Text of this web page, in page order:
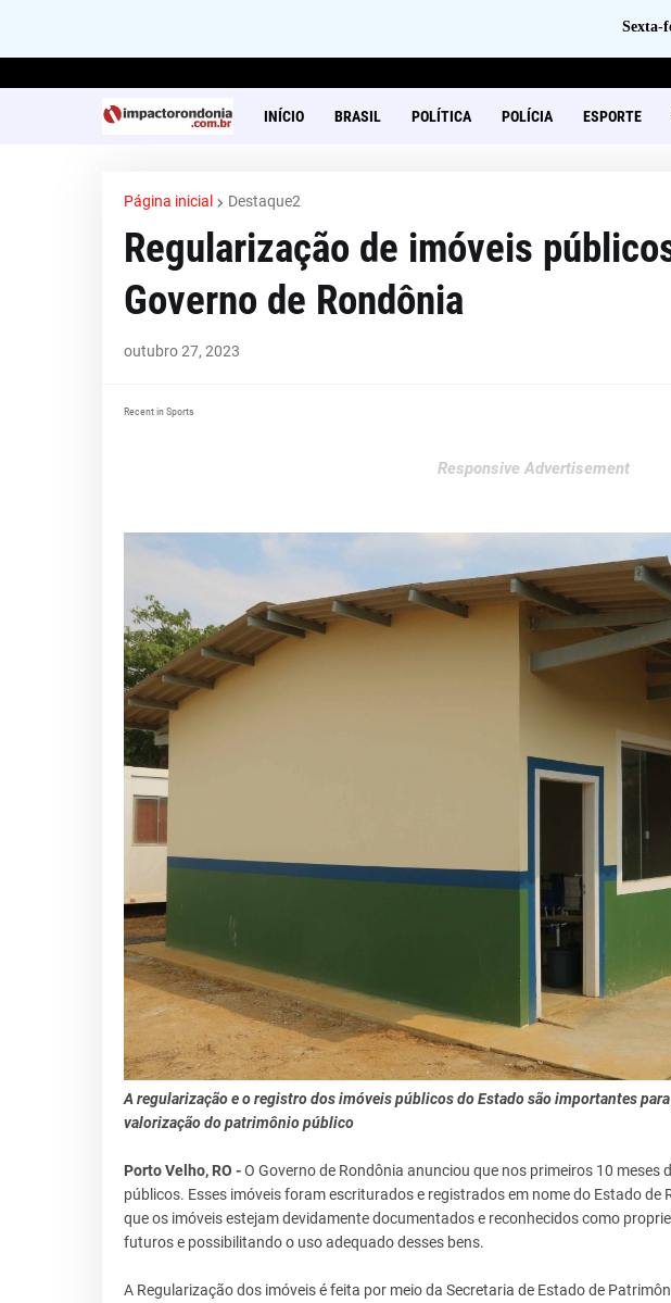
Sexta-
INÍCIO BRASIL POLÍTICA POLÍCIA ESPORTE
Página inicial Destaque2
Regularização de imóveis
Governo de Rondônia
outubro 27, 2023
Recent in Sports
Responsive Advertisement
A regularização e o registro dos imóveis públicos do Estado são importantes
valorização do patrimônio público
Porto Velho, RO -O Governo de Rondônia anunciou que nos primeiros 10
públicos. Esses imóveis foram escriturados e registrados em nome do Estado de
que os imóveis estejam devidamente documentados e reconhecidos como
futuros e possibilitando o uso adequado desses bens.
A Regularização dos imóveis é feita por meio da Secretaria de Estado de